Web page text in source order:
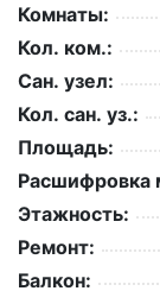
Комнаты:
Кол. ком.:
Сан. узел:
Кол. сан. уз.:
Площадь:
Расшифровка
Этажность:
Ремонт:
Балкон: